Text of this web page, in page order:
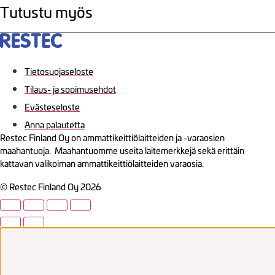
Tutustu myös
Tietosuojaseloste
Tilaus- ja sopimusehdot
Evästeseloste
Anna palautetta
Restec Finland Oy on ammattikeittiölaitteiden ja -varaosien
maahantuoja. Maahantuomme useita laitemerkkejä sekä erittäin
kattavan valikoiman ammattikeittiölaitteiden varaosia.
© Restec Finland Oy 2026